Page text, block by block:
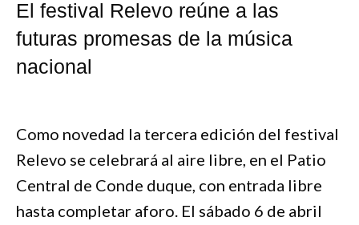
El festival Relevo reúne a las
futuras promesas de la música
nacional
Como novedad la tercera edición del festival
Relevo se celebrará al aire libre, en el Patio
Central de Conde duque, con entrada libre
hasta completar aforo. El sábado 6 de abril